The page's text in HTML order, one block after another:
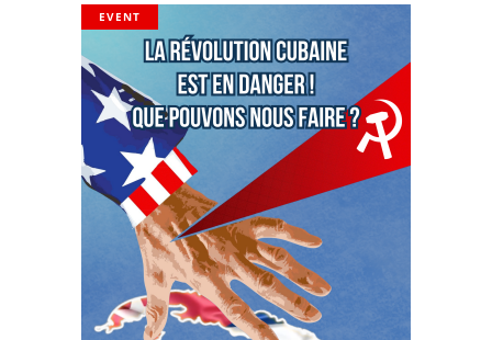
EVENT